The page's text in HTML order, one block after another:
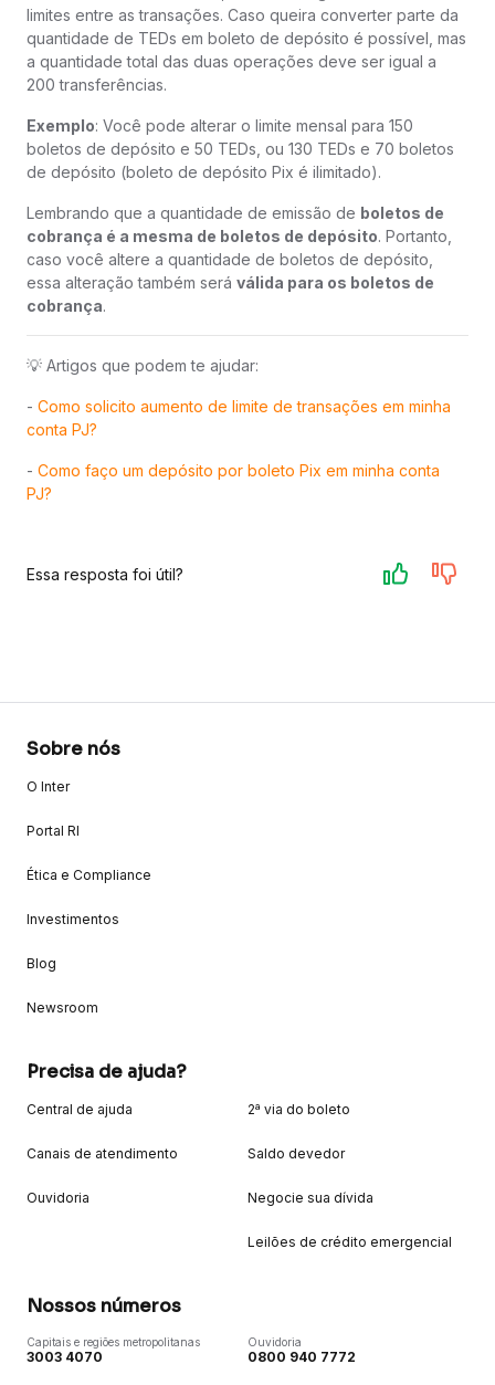
limites entre as transações. Caso queira converter parte da
quantidade de TEDs em boleto de depósito é possível, mas
a quantidade total das duas operações deve ser igual a
200 transferências.
Exemplo: Você pode alterar o limite mensal para 150
boletos de depósito e 50 TEDs, ou 130 TEDs e 70 boletos
de depósito (boleto de depósito Pix é ilimitado).
Lembrando que a quantidade de emissão de boletos de
cobrança é a mesma de boletos de depósito. Portanto,
caso você altere a quantidade de boletos de depósito,
essa alteração também será válida para os boletos de
cobrança.
💡 Artigos que podem te ajudar:
- Como solicito aumento de limite de transações em minha
conta PJ?
- Como faço um depósito por boleto Pix em minha conta
PJ?
Essa resposta foi útil?
Sobre nós
O Inter
Portal RI
Ética e Compliance
Investimentos
Blog
Newsroom
Precisa de ajuda?
Central de ajuda
Canais de atendimento
Ouvidoria
2ª via do boleto
Saldo devedor
Negocie sua dívida
Leilões de crédito emergencial
Nossos números
Capitais e regiões metropolitanas
3003 4070
Ouvidoria
0800 940 7772